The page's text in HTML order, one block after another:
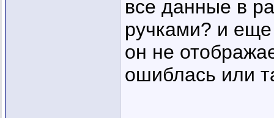
все данные в
ручками? и
он не
ошиблась или